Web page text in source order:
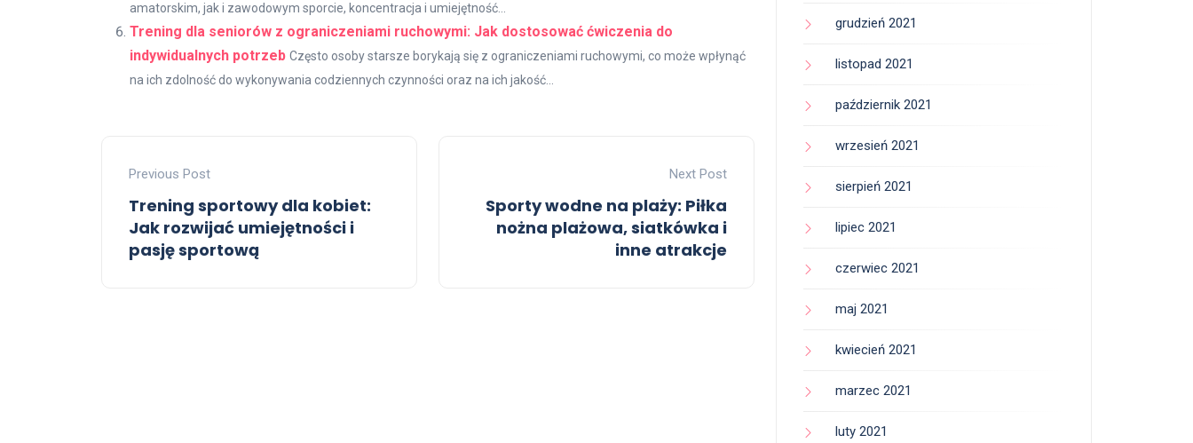
amatorskim, jak i zawodowym sporcie, koncentracja i umiejętność...
Trening dla seniorów z ograniczeniami ruchowymi: Jak dostosować ćwiczenia do
indywidualnych potrzeb Często osoby starsze borykają się z ograniczeniami ruchowymi, co może wpłynąć
na ich zdolność do wykonywania codziennych czynności oraz na ich jakość...
Previous Post
Trening sportowy dla kobiet:
Jak rozwijać umiejętności i
pasję sportową
Next Post
Sporty wodne na plaży: Piłka
nożna plażowa, siatkówka i
inne atrakcje
grudzień 2021
listopad 2021
październik 2021
wrzesień 2021
sierpień 2021
lipiec 2021
czerwiec 2021
maj 2021
kwiecień 2021
marzec 2021
luty 2021